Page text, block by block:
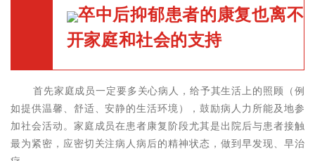
卒中后抑郁患者的康复也离不
开家庭和社会的支持
首先家庭成员一定要多关心病人，给予其生活上的照顾（例
如提供温馨、舒适、安静的生活环境），鼓励病人力所能及地参
加社会活动。家庭成员在患者康复阶段尤其是出 院后与患者接触
最为紧密，应密切关注病人病后的精神状态，做到早发现、早治